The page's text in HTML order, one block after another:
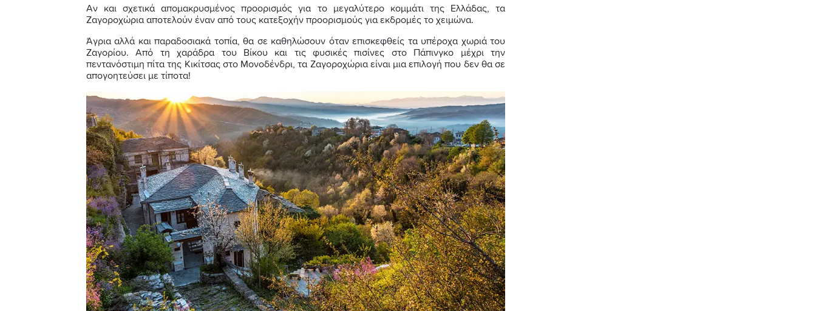
Αν και σχετικά απομακρυσμένος προορισμός για το μεγαλύτερο κομμάτι της Ελλάδας, τα
Ζαγοροχώρια αποτελούν έναν από τους κατεξοχήν προορισμούς για εκδρομές το χειμώνα.
Άγρια αλλά και παραδοσιακά τοπία, θα σε καθηλώσουν όταν επισκεφθείς τα υπέροχα χωριά του
Ζαγορίου. Από τη χαράδρα του Βίκου και τις φυσικές πισίνες στο Πάπινγκο μέχρι την
πεντανόστιμη πίτα της Κικίτσας στο Μονοδένδρι, τα Ζαγοροχώρια είναι μια επιλογή που δεν θα σε
απογοητεύσει με τίποτα!